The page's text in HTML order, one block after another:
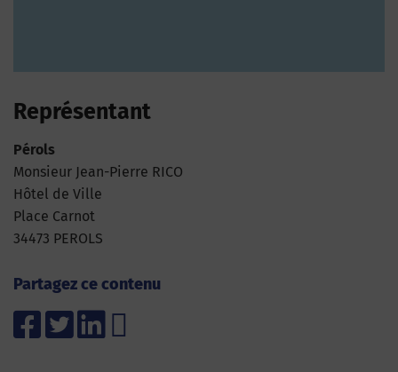
Représentant
Pérols
Monsieur Jean-Pierre RICO
Hôtel de Ville
Place Carnot
34473 PEROLS
Partagez ce contenu